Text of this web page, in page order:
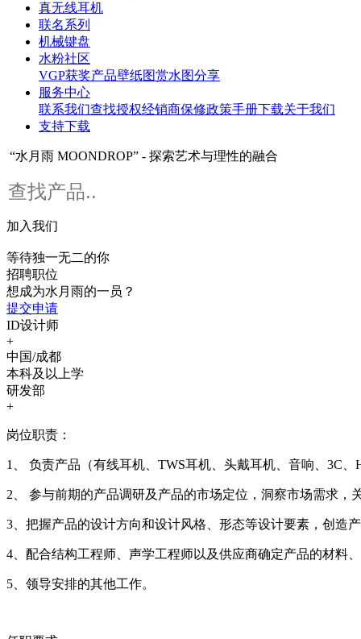
真无线耳机
联名系列
机械键盘
水粉社区
VGP获奖产品壁纸图赏水图分享
服务中心
联系我们查找授权经销商保修政策手册下载关于我们
支持下载
“水月雨 MOONDROP” - 探索艺术与理性的融合
加入我们
等待独一无二的你
招聘职位
想成为水月雨的一员？
提交申请
ID设计师
+
中国/成都
本科及以上学
研发部
+
岗位职责：
1、 负责产品（有线耳机、TWS耳机、头戴耳机、音响、3C、
2、 参与前期的产品调研及产品的市场定位，洞察市场需求，
3、把握产品的设计方向和设计风格、形态等设计要素，创造
4、配合结构工程师、声学工程师以及供应商确定产品的材料
5、领导安排的其他工作。